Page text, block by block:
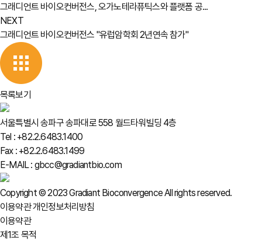
그래디언트 바이오컨버전스, 오가노테라퓨틱스와 플랫폼 공...
NEXT
그래디언트 바이오컨버전스 "유럽암학회 2년연속 참가"
목록보기
서울특별시 송파구 송파대로 558 월드타워빌딩 4층
Tel : +82.2.6483.1400
Fax : +82.2.6483.1499
E-MAIL : gbcc@gradiantbio.com
Copyright © 2023 Gradiant Bioconvergence All rights reserved.
이용약관개인정보처리방침
이용약관
제1조 목적